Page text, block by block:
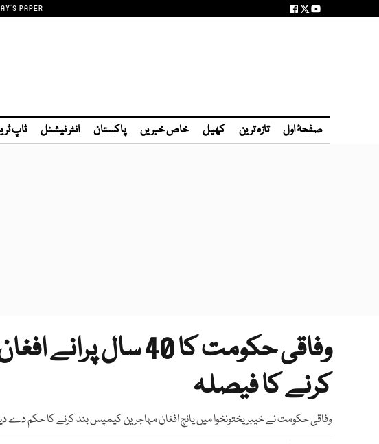
PAPER
صفحۂ اول تازہ ترین کھیل خاص خبریں پاکستان انٹر نیشنل ٹاپ
وفاقی حکومت کا 40
کرنے کا فیصلہ
وفاقی حکومت نے خیبر پختونخوا میں پانچ افغان مہاجرین کیمپس بند کرنے کا حکم دے